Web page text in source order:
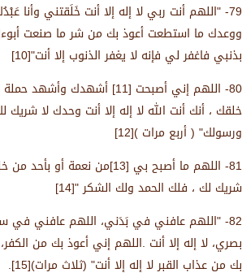
79- "اللهم أنت ربي لا إله إلا أنت خَلَقتني وأنا
بذنبي فاغفر لي فإنه لا يغفر الذنوب إلا أنت"[10]
80- اللهم إني أصبحت [11]
خلقك ، أنك أنت الله لا إله إلا أنت وحدك لا
ورسولك" ( أربع مرات )[12]
81- اللهم ما أصبح بي [13]من نعمة
شريك لك ، فلك الحمد ولك الشكر "[14]
82- "اللهم عافني في بَدَني، اللهم عافني
بصري، لا إله إلا أنت .اللهم إني أعوذ بك من
بك من عذاب القبر لا إله إلا أنت" (ثلاث مرات)[15].